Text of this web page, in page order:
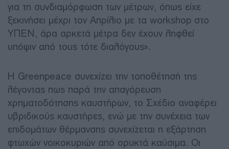
για τη συνδιαμόρφωση των μέτρων, όπως είχε
ξεκινήσει μέχρι τον Απρίλιο με τα workshop στο
ΥΠΕΝ, άρα αρκετά μέτρα δεν έχουν ληφθεί
υπόψιν από τους τότε διαλόγους».
Η Greenpeace συνεχίζει την τοποθέτησή της
λέγοντας πως παρά την απαγόρευση
χρηματοδότησης καυστήρων, το Σχέδιο αναφέρει
υβριδικούς καυστήρες, ενώ με την συνέχεια των
επιδομάτων θέρμανσης συνεχίζεται η εξάρτηση
φτωχών νοικοκυριών από ορυκτά καύσιμα. Οι